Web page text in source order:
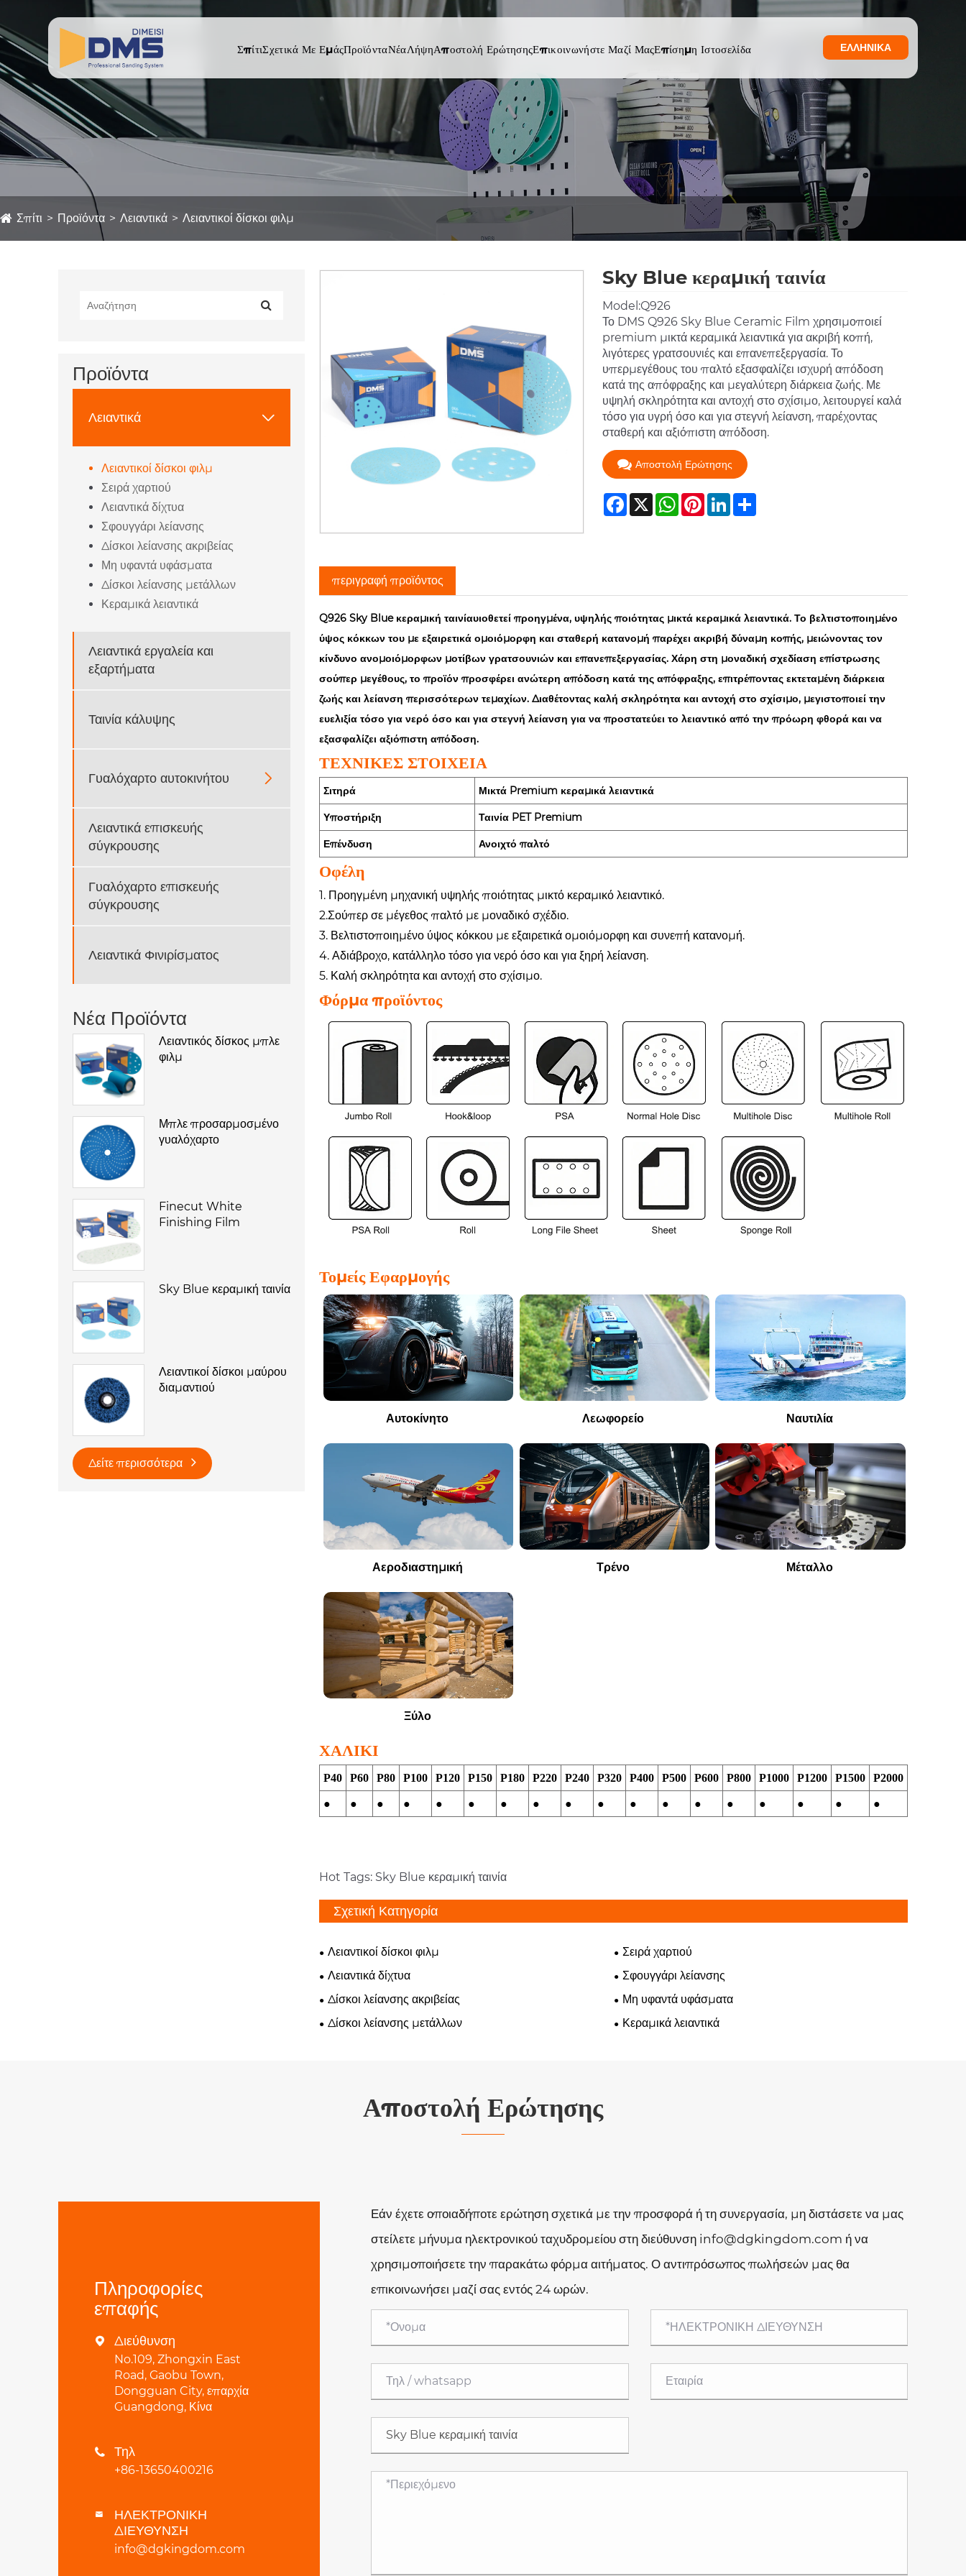
ΣπίτιΣχετικά Με ΕμάςΠροϊόνταΝέαΛήψηΑποστολή ΕρώτησηςΕπικοινωνήστε Μαζί ΜαςΕπίσημη Ιστοσελίδα ΕΛΛΗΝΙΚΆ
Σπίτι Προϊόντα Λειαντικά Λειαντικοί δίσκοι φιλμ
Προϊόντα
Λειαντικά 
Λειαντικοί δίσκοι φιλμ
Σειρά χαρτιού
Λειαντικά δίχτυα
Σφουγγάρι λείανσης
Δίσκοι λείανσης ακριβείας
Μη υφαντά υφάσματα
Δίσκοι λείανσης μετάλλων
Κεραμικά λειαντικά
Λειαντικά εργαλεία και
εξαρτήματα
Ταινία κάλυψης
Γυαλόχαρτο αυτοκινήτου 
Λειαντικά επισκευής
σύγκρουσης
Γυαλόχαρτο επισκευής
σύγκρουσης
Λειαντικά Φινιρίσματος
Νέα Προϊόντα
Λειαντικός δίσκος μπλε
φιλμ
Μπλε προσαρμοσμένο
γυαλόχαρτο
Finecut White
Finishing Film
Sky Blue κεραμική ταινία
Λειαντικοί δίσκοι μαύρου
διαμαντιού
Δείτε περισσότερα
Sky Blue κεραμική ταινία
Model:Q926
Το DMS Q926 Sky Blue Ceramic Film χρησιμοποιεί
premium μικτά κεραμικά λειαντικά για ακριβή κοπή,
λιγότερες γρατσουνιές και επανεπεξεργασία. Το
υπερμεγέθους του παλτό εξασφαλίζει ισχυρή απόδοση
κατά της απόφραξης και μεγαλύτερη διάρκεια ζωής. Με
υψηλή σκληρότητα και αντοχή στο σχίσιμο, λειτουργεί καλά
τόσο για υγρή όσο και για στεγνή λείανση, παρέχοντας
σταθερή και αξιόπιστη απόδοση.
Αποστολή Ερώτησης
Facebook
X WhatsApp
Pinterest
LinkedIn
Share
περιγραφή προϊόντος
Q926 Sky Blue κεραμική ταινίαυιοθετεί προηγμένα, υψηλής ποιότητας μικτά κεραμικά λειαντικά. Το βελτιστοποιημένο
ύψος κόκκων του με εξαιρετικά ομοιόμορφη και σταθερή κατανομή παρέχει ακριβή δύναμη κοπής, μειώνοντας τον
κίνδυνο ανομοιόμορφων μοτίβων γρατσουνιών και επανεπεξεργασίας. Χάρη στη μοναδική σχεδίαση επίστρωσης
σούπερ μεγέθους, το προϊόν προσφέρει ανώτερη απόδοση κατά της απόφραξης, επιτρέποντας εκτεταμένη διάρκεια
ζωής και λείανση περισσότερων τεμαχίων. Διαθέτοντας καλή σκληρότητα και αντοχή στο σχίσιμο, μεγιστοποιεί την
ευελιξία τόσο για νερό όσο και για στεγνή λείανση για να προστατεύει το λειαντικό από την πρόωρη φθορά και να
εξασφαλίζει αξιόπιστη απόδοση.
ΤΕΧΝΙΚΕΣ ΣΤΟΙΧΕΙΑ
Σιτηρά Μικτά Premium κεραμικά λειαντικά
Υποστήριξη Ταινία PET Premium
Επένδυση Ανοιχτό παλτό
Οφέλη
1. Προηγμένη μηχανική υψηλής ποιότητας μικτό κεραμικό λειαντικό.
2.Σούπερ σε μέγεθος παλτό με μοναδικό σχέδιο.
3. Βελτιστοποιημένο ύψος κόκκου με εξαιρετικά ομοιόμορφη και συνεπή κατανομή.
4. Αδιάβροχο, κατάλληλο τόσο για νερό όσο και για ξηρή λείανση.
5. Καλή σκληρότητα και αντοχή στο σχίσιμο.
Φόρμα προϊόντος
Τομείς Εφαρμογής
Αυτοκίνητο Λεωφορείο Ναυτιλία
Αεροδιαστημική Τρένο Μέταλλο
Ξύλο
ΧΑΛΙΚΙ
P40 P60 P80 P100 Ρ120 P150 Ρ180 P220 P240 P320 P400 P500 P600 P800 P1000 Ρ1200 P1500 P2000
● ● ● ● ● ● ● ● ● ● ● ● ● ● ● ● ● ●
Hot Tags: Sky Blue κεραμική ταινία
Σχετική Κατηγορία
Λειαντικοί δίσκοι φιλμ
Σειρά χαρτιού
Λειαντικά δίχτυα
Σφουγγάρι λείανσης
Δίσκοι λείανσης ακριβείας
Μη υφαντά υφάσματα
Δίσκοι λείανσης μετάλλων
Κεραμικά λειαντικά
Αποστολή Ερώτησης
Πληροφορίες
επαφής
 Διεύθυνση
No.109, Zhongxin East
Road, Gaobu Town,
Dongguan City, επαρχία
Guangdong, Κίνα
 Τηλ
+86-13650400216

ΗΛΕΚΤΡΟΝΙΚΗ
ΔΙΕΥΘΥΝΣΗ
info@dgkingdom.com
Εάν έχετε οποιαδήποτε ερώτηση σχετικά με την προσφορά ή τη συνεργασία, μη διστάσετε να μας
στείλετε μήνυμα ηλεκτρονικού ταχυδρομείου στη διεύθυνση info@dgkingdom.com ή να
χρησιμοποιήσετε την παρακάτω φόρμα αιτήματος. Ο αντιπρόσωπος πωλήσεών μας θα
επικοινωνήσει μαζί σας εντός 24 ωρών.